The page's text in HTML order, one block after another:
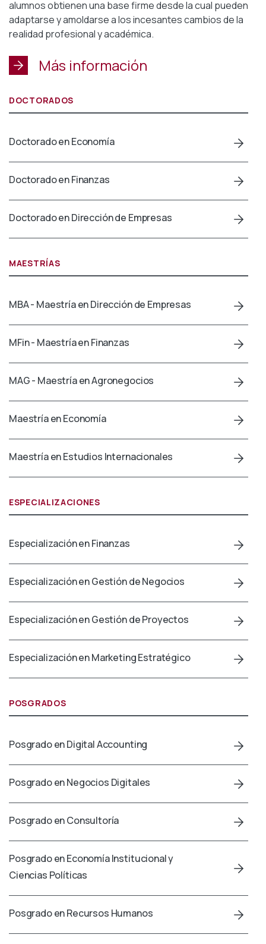
alumnos obtienen una base firme desde la cual pueden
adaptarse y amoldarse a los incesantes cambios de la
realidad profesional y académica.
Más información
DOCTORADOS
Doctorado en Economía
Doctorado en Finanzas
Doctorado en Dirección de Empresas
MAESTRÍAS
MBA - Maestría en Dirección de Empresas
MFin - Maestría en Finanzas
MAG - Maestría en Agronegocios
Maestría en Economía
Maestría en Estudios Internacionales
ESPECIALIZACIONES
Especialización en Finanzas
Especialización en Gestión de Negocios
Especialización en Gestión de Proyectos
Especialización en Marketing Estratégico
POSGRADOS
Posgrado en Digital Accounting
Posgrado en Negocios Digitales
Posgrado en Consultoría
Posgrado en Economía Institucional y
Ciencias Políticas
Posgrado en Recursos Humanos